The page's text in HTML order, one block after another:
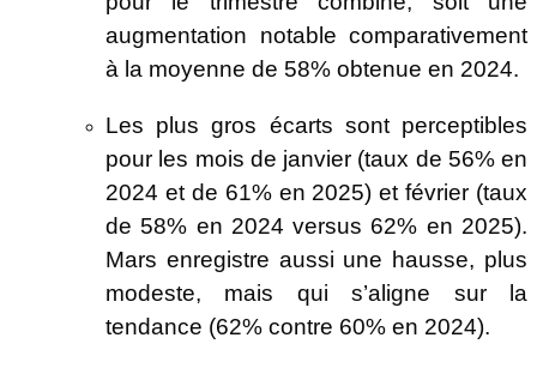
augmentation notable comparativement
à la moyenne de 58% obtenue en 2024.
Les plus gros écarts sont perceptibles
pour les mois de janvier (taux de 56% en
2024 et de 61% en 2025) et février (taux
de 58% en 2024 versus 62% en 2025).
Mars enregistre aussi une hausse, plus
modeste, mais qui s’aligne sur la
tendance (62% contre 60% en 2024).